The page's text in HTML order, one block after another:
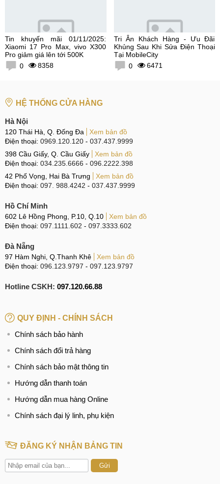
Tin khuyến mãi 01/11/2025:
Xiaomi 17 Pro Max, vivo X300
Pro giảm giá lên tới 500K
0
8358
Tri Ân Khách Hàng - Ưu Đãi
Khủng Sau Khi Sửa Điện Thoại
Tại MobileCity
0
6471
HỆ THỐNG CỬA HÀNG
Hà Nội
120 Thái Hà, Q. Đống Đa
Xem bản đồ
Điện thoại: 0969.120.120 - 037.437.9999
398 Cầu Giấy, Q. Cầu Giấy
Xem bản đồ
Điện thoại: 034.235.6666 - 096.2222.398
42 Phố Vọng, Hai Bà Trưng
Xem bản đồ
Điện thoại: 097. 988.4242 - 037.437.9999
Hồ Chí Minh
602 Lê Hồng Phong, P.10, Q.10
Xem bản đồ
Điện thoại: 097.1111.602 - 097.3333.602
Đà Nẵng
97 Hàm Nghi, Q.Thanh Khê
Xem bản đồ
Điện thoại: 096.123.9797 - 097.123.9797
Hotline CSKH: 097.120.66.88
QUY ĐỊNH - CHÍNH SÁCH
Chính sách bảo hành
Chính sách đổi trả hàng
Chính sách bảo mật thông tin
Hướng dẫn thanh toán
Hướng dẫn mua hàng Online
Chính sách đại lý linh, phụ kiện
ĐĂNG KÝ NHẬN BẢNG TIN
Gửi